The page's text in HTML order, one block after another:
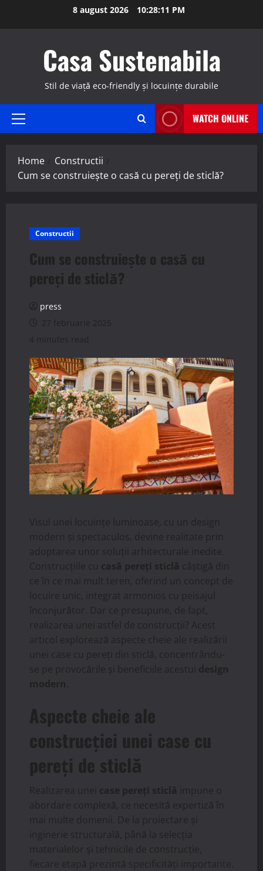
8 august 2026 10:28:12 PM
Casa Sustenabila
Stil de viață eco-friendly și locuințe durabile
Primary
WATCH ONLINE
Home
Constructii
Cum se construiește o casă cu pereți de sticlă?
Constructii
Cum se construiește o casă cu
pereți de sticlă?
press
27 februarie 2025
4 minutes read
Visul unei locuințe luminoase, cu un design
modern și spectaculos, devine realitate prin
adoptarea unor soluții arhitecturale inedite.
Construcțiile cu casă pereți sticlă câștigă din
ce în ce mai mult teren, oferind un concept de
locuire unic, integrat armonios cu peisajul
înconjurător. Dar ce presupune, de fapt,
realizarea unei astfel de construcții? Acest
articol explorează aspecte cheie ale realizării
unei case cu pereți din sticlă, concentrându-
se pe provocările și beneficiile acestui design
modern
Aspecte cheie ale
construcției unei case cu
pereți de sticlă
Realizarea unei case pereți sticlă impune o
abordare complexă, ce necesită expertiză în
mai multe domenii. De la proiectare și
inginerie structurală, până la selecția
materialelor și tehnicile de construcție,
fiecare etapă prezintă specificități importante.